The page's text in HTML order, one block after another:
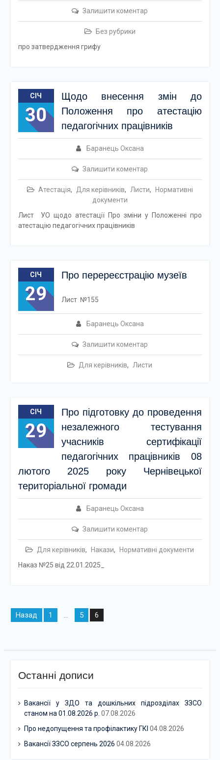
Залишити коментар
Без рубрики
про затвердження грифу
СІЧ
30
Щодо внесення змін до
Положення про атестацію
педагогічних працівників
Баранець Оксана
Залишити коментар
Атестація, Для керівників, Листи,
Нормативні
документи
Лист УО щодо атестації Про зміни у Положенні про
атестацію педагогічних працівників
СІЧ
29
Про перереєстрацію музеїв
Баранець Оксана
Залишити коментар
Для керівників, Листи
Лист №155
СІЧ
29
Про підготовку до проведення
незалежного тестування
учасників сертифікації
педагогічних працівників 08
лютого 2025 року Чернівецької
територіальної громади
Баранець Оксана
Залишити коментар
Для керівників, Накази,
Нормативні документи
Наказ №25 від 22.01.2025_
Навігація
записів
Назад 1 5 6
Останні дописи
Вакансії у ЗДО та дошкільних підрозділах ЗЗСО
станом на 01.08.2026 р. 07.08.2026
Про недопущення та профілактику ГКІ 04.08.2026
Вакансії ЗЗСО серпень 2026 04.08.2026